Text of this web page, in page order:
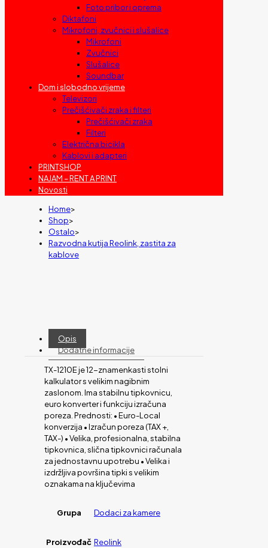
Foto pribor i oprema
Diktafoni
Mikrofoni, zvučnici i slušalice
Mikrofoni
Zvučnici
Slušalice
Soundbar
Dom i slobodno vrijeme
Televizori
Prečišćivači zraka i filteri
Prečišćivači zraka
Filteri
Električna bicikla
Kablovi i adapteri
PRINTSHOP
NAJAM – RENT A PRINT
Novosti
Home>
Shop>
Ostalo>
Razvodna kutija Reolink, zastita za
kablove
Opis
Dodatne informacije
TX-1210E je 12-znamenkasti stolni
kalkulator s velikim nagibnim
zaslonom. Ima stabilnu tipkovnicu,
euro konverter i funkciju izračuna
poreza. Prednosti: • Euro-Local
konverzija • Izračun poreza (TAX +,
TAX-) • Velika, profesionalna, stabilna
tipkovnica, slična tipkovnici računala
za jednostavnu upotrebu • Velika i
izdržljiva površina tipki s velikim
oznakama na ključevima
Grupa Dodaci za kamere
Proizvođač Reolink